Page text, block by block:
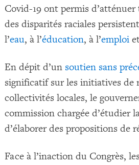
Covid-19 ont permis
des disparités raciales
l’eau, à l’éducation, à l’emploi
En dépit d’un soutien sans
significatif sur les initiatives de
collectivités locales, le
commission chargée d’étudier
d’élaborer des propositions de
Face à l’inaction du Congrès,